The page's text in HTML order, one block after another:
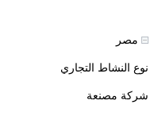
مصر
نوع النشاط التجاري
شركة مصنعة